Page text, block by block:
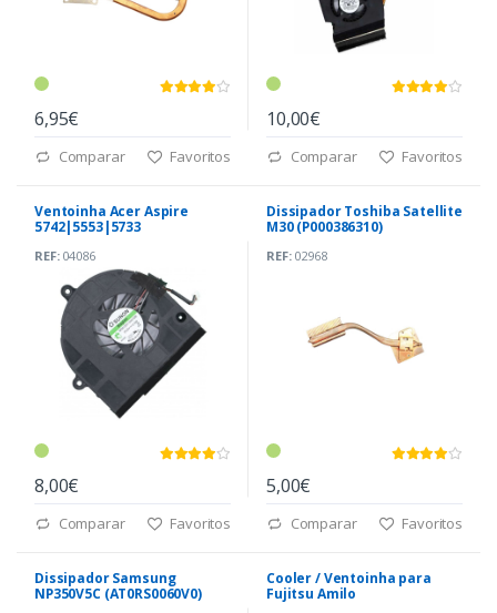
6,95€
Comparar Favoritos
10,00€
Comparar Favoritos
Ventoinha Acer Aspire
5742|5553|5733
REF:04086
8,00€
Comparar Favoritos
Dissipador Toshiba Satellite
M30 (P000386310)
REF:02968
5,00€
Comparar Favoritos
Dissipador Samsung
NP350V5C (AT0RS0060V0)
Cooler / Ventoinha para
Fujitsu Amilo